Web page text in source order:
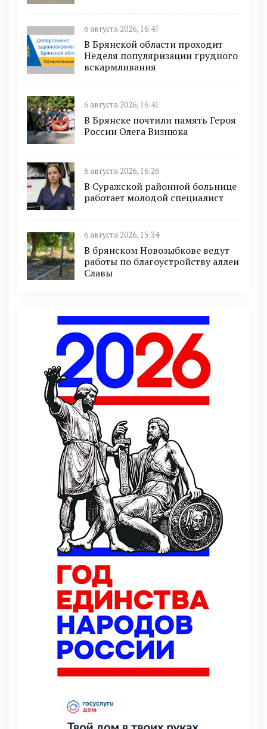
6 августа 2026, 16:47
В Брянской области проходит
Неделя популяризации грудного
вскармливания
6 августа 2026, 16:41
В Брянске почтили память Героя
России Олега Визнюка
6 августа 2026, 16:26
В Суражской районной больнице
работает молодой специалист
6 августа 2026, 15:34
В брянском Новозыбкове ведут
работы по благоустройству аллеи
Славы